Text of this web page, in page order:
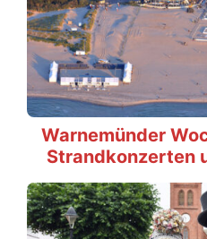
Warnemünder
Strandkonzerten